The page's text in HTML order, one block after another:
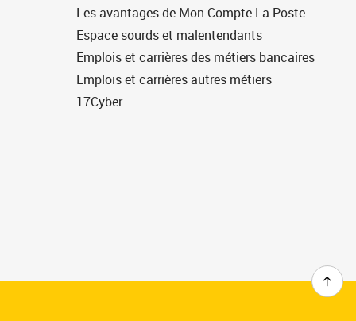
Les avantages de Mon Compte La Poste
Espace sourds et malentendants
Emplois et carrières des métiers bancaires
Emplois et carrières autres métiers
17Cyber